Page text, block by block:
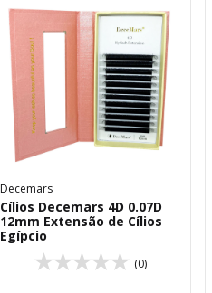
Decemars
Cílios Decemars 4D 0.07D
12mm Extensão de Cílios
Egípcio
(0)